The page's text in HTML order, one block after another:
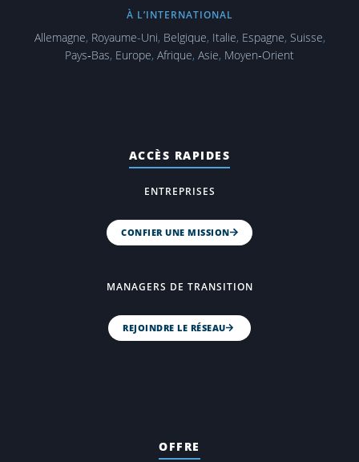
À L’INTERNATIONAL
Allemagne, Royaume-Uni, Belgique, Italie, Espagne, Suisse,
Pays‑Bas, Europe, Afrique, Asie, Moyen‑Orient
ACCÈS RAPIDES
ENTREPRISES
CONFIER UNE MISSION
MANAGERS DE TRANSITION
REJOINDRE LE RÉSEAU
OFFRE